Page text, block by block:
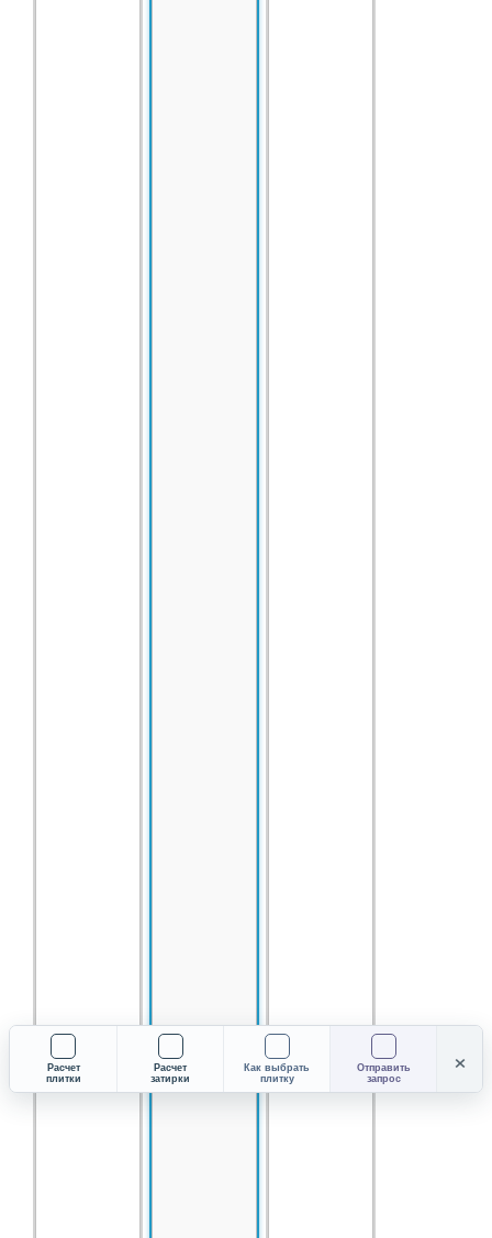
Расчет
плитки
Расчет
затирки
Как выбрать
плитку
Отправить
запрос
×